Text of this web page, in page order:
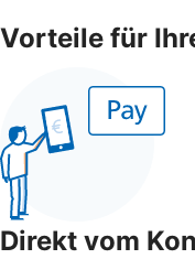
Vorteile für
Direkt vom